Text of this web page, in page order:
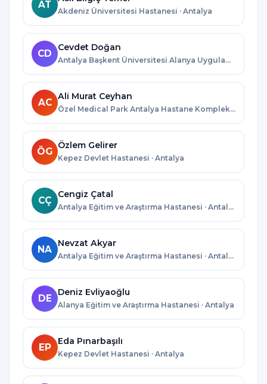
AT
Akdeniz Üniversitesi Hastanesi · Antalya
CD
Cevdet Doğan
Antalya Başkent Üniversitesi Alanya Uygulama ve Araştırma Merkezi · Antalya
AC
Ali Murat Ceyhan
Özel Medical Park Antalya Hastane Kompleksi · Antalya
ÖG
Özlem Gelirer
Kepez Devlet Hastanesi · Antalya
CÇ
Cengiz Çatal
Antalya Eğitim ve Araştırma Hastanesi · Antalya
NA
Nevzat Akyar
Antalya Eğitim ve Araştırma Hastanesi · Antalya
DE
Deniz Evliyaoğlu
Alanya Eğitim ve Araştırma Hastanesi · Antalya
EP
Eda Pınarbaşılı
Kepez Devlet Hastanesi · Antalya